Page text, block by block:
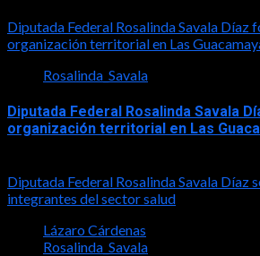
Diputada Federal Rosalinda Savala Díaz
organización territorial en Las
Rosalinda_Savala
Diputada Federal Rosalinda Savala
organización territorial en Las
Diputada Federal Rosalinda Savala Díaz
integrantes del sector salud
Lázaro Cárdenas
Rosalinda_Savala